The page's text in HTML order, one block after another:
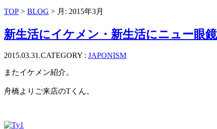
プ
TOP > BLOG > 月: 2015年3月
新生活にイケメン・新生活にニュー眼鏡
2015.03.31.CATEGORY : JAPONISM
またイケメン紹介。
舟橋よりご来店のTくん。